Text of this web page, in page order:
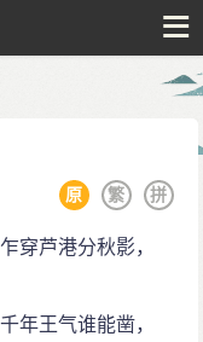
拼
繁
原
穿芦港分秋影，
年王气谁能凿，